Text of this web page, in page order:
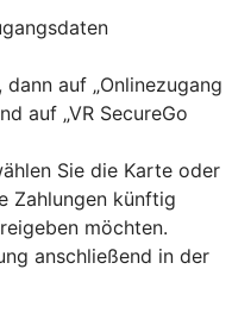
auf „Onlinezugang
auf „VR SecureGo
Sie die Karte oder
Zahlungen künftig
möchten.
anschließend in der